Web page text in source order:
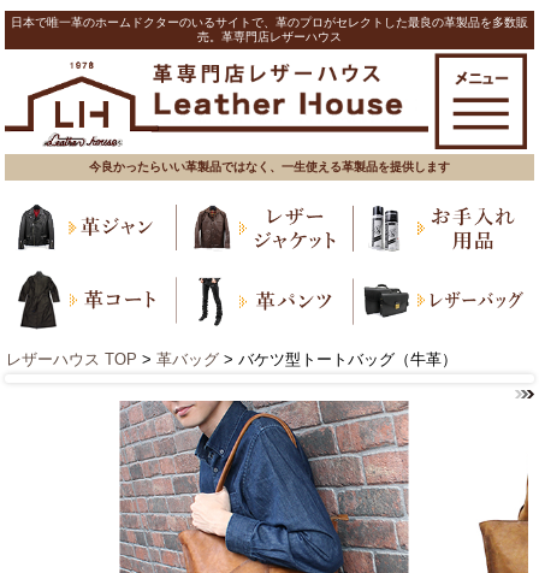
日本で唯一革のホームドクターのいるサイトで、革のプロがセレクトした最良の革製品を多数販
売。革専門店レザーハウス
今良かったらいい革製品ではなく、一生使える革製品を提供します
レザーハウス TOP > 革バッグ > バケツ型トートバッグ（牛革）